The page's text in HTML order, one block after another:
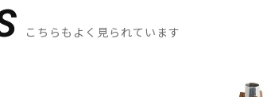
こちらもよく見られています